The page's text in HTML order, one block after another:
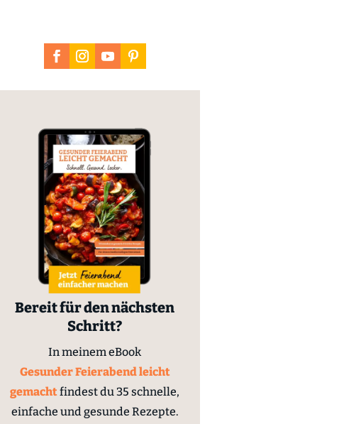
Bereit für den nächsten
Schritt?
In meinem eBook
Gesunder Feierabend leicht
gemachtfindest du 35 schnelle,
einfache und gesunde Rezepte.